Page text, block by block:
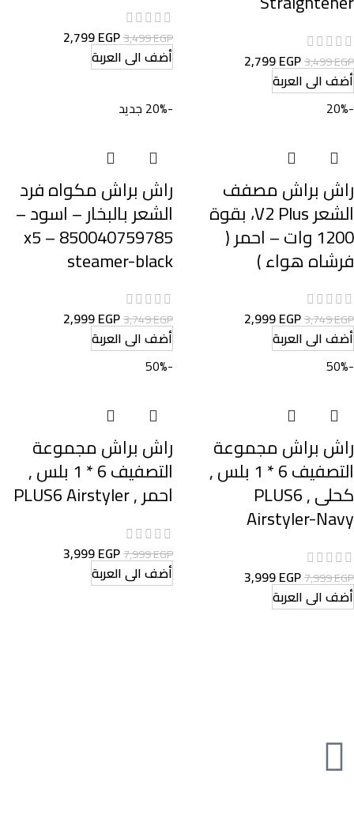
3,499EGP
2,799EGP
أضف الى العربة
3,499EGP
2,799EGP
أضف الى العربة
-20%
راش براش مصفف
الشعر V2 Plus، بقوة
1200 وات – احمر (
فرشاه هواء )
3,749EGP
2,999EGP
أضف الى العربة
-20% جديد
راش براش مكواه فرد
الشعر بالبخار – اسود –
850040759785 – x5
steamer-black
3,749EGP
2,999EGP
أضف الى العربة
-50%
راش براش مجموعة
التصفيف 6 * 1 بلس ,
كحلى , PLUS6
Airstyler-Navy
7,999EGP
3,999EGP
أضف الى العربة
-50%
راش براش مجموعة
التصفيف 6 * 1 بلس ,
احمر , PLUS6 Airstyler
7,999EGP
3,999EGP
أضف الى العربة